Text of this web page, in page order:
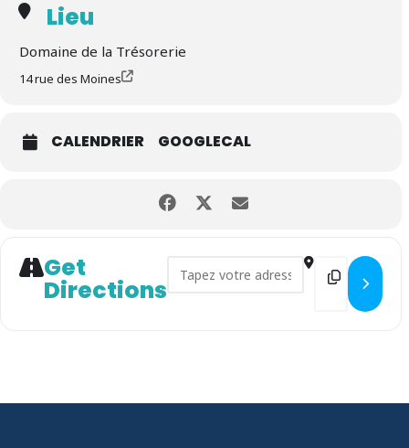
Lieu
Domaine de la Trésorerie
14 rue des Moines
CALENDRIER GOOGLECAL
Get
Directions
Address - VIDE MAISON
Destination